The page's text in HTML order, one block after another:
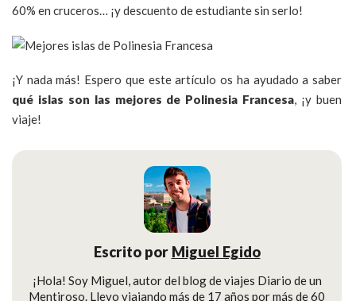
60% en cruceros… ¡y descuento de estudiante sin serlo!
¡Y nada más! Espero que este artículo os ha ayudado a saber
qué islas son las mejores de Polinesia Francesa, ¡y buen
viaje!
Escrito por Miguel Egido
¡Hola! Soy Miguel, autor del blog de viajes Diario de un
Mentiroso. Llevo viajando más de 17 años por más de 60